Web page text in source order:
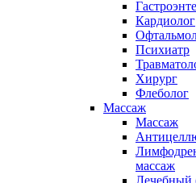
Кардиолог
Психиатр
Хирург
Флеболог
Массаж
Массаж
массаж
Лечебный